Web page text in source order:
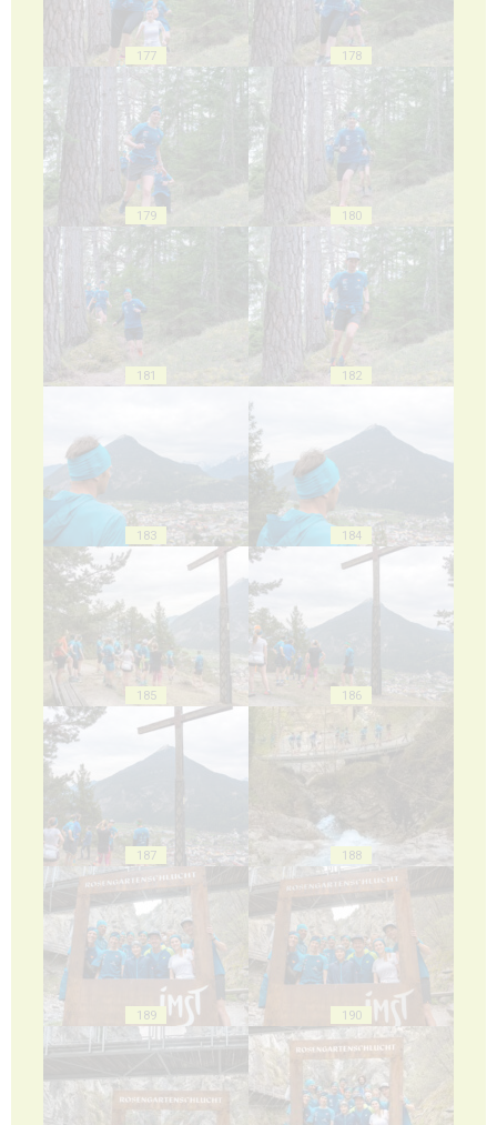
177 178
179 180
181 182
183 184
185 186
187 188
189 190